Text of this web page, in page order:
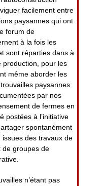
facilement entre
paysannes qui ont
forum de
à la fois les
sont réparties dans à
production, pour les
même aborder les
paysannes
par nos
de fermes en
postées à l’initiative
spontanément
des travaux de
de groupes de
n’étant pas